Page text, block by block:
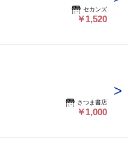
セカンズ
￥1,520
さつま書店
￥1,000